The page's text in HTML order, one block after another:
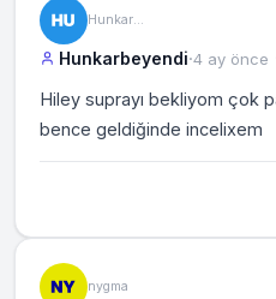
Hunkarbeyendi
Hunkarbeyendi·4 ay önce
Hiley suprayı bekliyom çok
bence geldiğinde incelixem
nygma